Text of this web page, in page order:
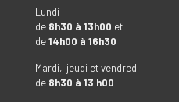
Lundi
de 8h30 à 13h00 et
de14h00 à 16h30
Mardi, jeudi et vendredi
de 8h30 à 13 h00